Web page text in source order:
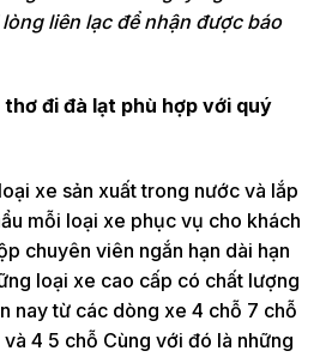
liên lạc để nhận được báo
đi đà lạt phù hợp với quý
xe sản xuất trong nước và lắp
mỗi loại xe phục vụ cho khách
chuyên viên ngắn hạn dài hạn
loại xe cao cấp có chất lượng
nay từ các dòng xe 4 chỗ 7 chỗ
4 5 chỗ Cùng với đó là những